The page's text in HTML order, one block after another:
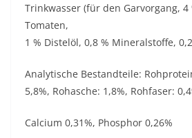
Trinkwasser (für den Garvorgang, 4
Tomaten,
1 % Distelöl, 0,8 % Mineralstoffe,
Analytische Bestandteile:
5,8%, Rohasche: 1,8%, Rohfaser:
Calcium 0,31%, Phosphor 0,26%